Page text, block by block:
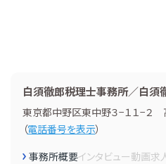
白須徹郎税理士事務所／白須
東京都中野区東中野３−１１−２
（電話番号を表示）
事務所概要インタビュー動画求